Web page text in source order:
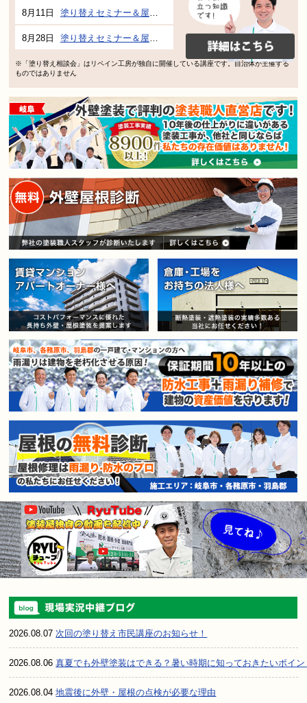
8月11日 塗り替えセミナー＆屋根、外壁の塗り替え市民講座 inぎふメディアコスモス
8月28日 塗り替えセミナー＆屋根、外壁の塗り替え市民講座 inぎふメディアコスモス
※「塗り替え相談会」はリペイン工房が独自に開催している講座です。自治体が主催する
ものではありません
賃貸マンション・アパートオー
2026.08.07次回の塗り替え市民講座のお知らせ！
2026.08.06真夏でも外壁塗装はできる？暑い時期に知っておきたいポイン
2026.08.04地震後に外壁・屋根の点検が必要な理由